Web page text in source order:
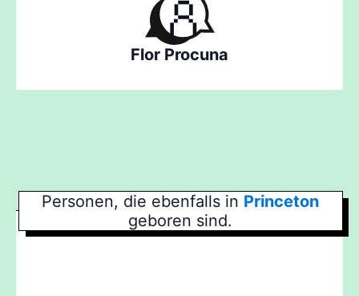
Flor Procuna
Personen, die ebenfalls in Princeton
geboren sind.